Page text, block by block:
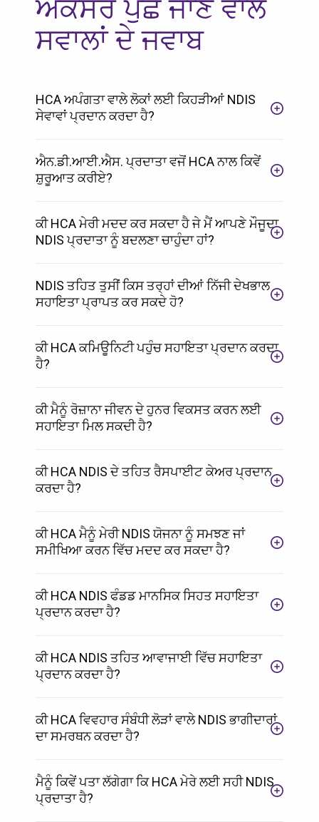
ਅਕਸਰ ਪੁੱਛੇ ਜਾਣ ਵਾਲੇ
ਸਵਾਲਾਂ ਦੇ ਜਵਾਬ
HCA ਅਪੰਗਤਾ ਵਾਲੇ ਲੋਕਾਂ ਲਈ ਕਿਹੜੀਆਂ NDIS
ਸੇਵਾਵਾਂ ਪ੍ਰਦਾਨ ਕਰਦਾ ਹੈ?
ਐਨ.ਡੀ.ਆਈ.ਐਸ. ਪ੍ਰਦਾਤਾ ਵਜੋਂ HCA ਨਾਲ ਕਿਵੇਂ
ਸ਼ੁਰੂਆਤ ਕਰੀਏ?
ਕੀ HCA ਮੇਰੀ ਮਦਦ ਕਰ ਸਕਦਾ ਹੈ ਜੇ ਮੈਂ ਆਪਣੇ ਮੌਜੂਦਾ
NDIS ਪ੍ਰਦਾਤਾ ਨੂੰ ਬਦਲਣਾ ਚਾਹੁੰਦਾ ਹਾਂ?
NDIS ਤਹਿਤ ਤੁਸੀਂ ਕਿਸ ਤਰ੍ਹਾਂ ਦੀਆਂ ਨਿੱਜੀ ਦੇਖਭਾਲ
ਸਹਾਇਤਾ ਪ੍ਰਾਪਤ ਕਰ ਸਕਦੇ ਹੋ?
ਕੀ HCA ਕਮਿਊਨਿਟੀ ਪਹੁੰਚ ਸਹਾਇਤਾ ਪ੍ਰਦਾਨ ਕਰਦਾ
ਹੈ?
ਕੀ ਮੈਨੂੰ ਰੋਜ਼ਾਨਾ ਜੀਵਨ ਦੇ ਹੁਨਰ ਵਿਕਸਤ ਕਰਨ ਲਈ
ਸਹਾਇਤਾ ਮਿਲ ਸਕਦੀ ਹੈ?
ਕੀ HCA NDIS ਦੇ ਤਹਿਤ ਰੈਸਪਾਈਟ ਕੇਅਰ ਪ੍ਰਦਾਨ
ਕਰਦਾ ਹੈ?
ਕੀ HCA ਮੈਨੂੰ ਮੇਰੀ NDIS ਯੋਜਨਾ ਨੂੰ ਸਮਝਣ ਜਾਂ
ਸਮੀਖਿਆ ਕਰਨ ਵਿੱਚ ਮਦਦ ਕਰ ਸਕਦਾ ਹੈ?
ਕੀ HCA NDIS ਫੰਡਡ ਮਾਨਸਿਕ ਸਿਹਤ ਸਹਾਇਤਾ
ਪ੍ਰਦਾਨ ਕਰਦਾ ਹੈ?
ਕੀ HCA NDIS ਤਹਿਤ ਆਵਾਜਾਈ ਵਿੱਚ ਸਹਾਇਤਾ
ਪ੍ਰਦਾਨ ਕਰਦਾ ਹੈ?
ਕੀ HCA ਵਿਵਹਾਰ ਸੰਬੰਧੀ ਲੋੜਾਂ ਵਾਲੇ NDIS ਭਾਗੀਦਾਰਾਂ
ਦਾ ਸਮਰਥਨ ਕਰਦਾ ਹੈ?
ਮੈਨੂੰ ਕਿਵੇਂ ਪਤਾ ਲੱਗੇਗਾ ਕਿ HCA ਮੇਰੇ ਲਈ ਸਹੀ NDIS
ਪ੍ਰਦਾਤਾ ਹੈ?